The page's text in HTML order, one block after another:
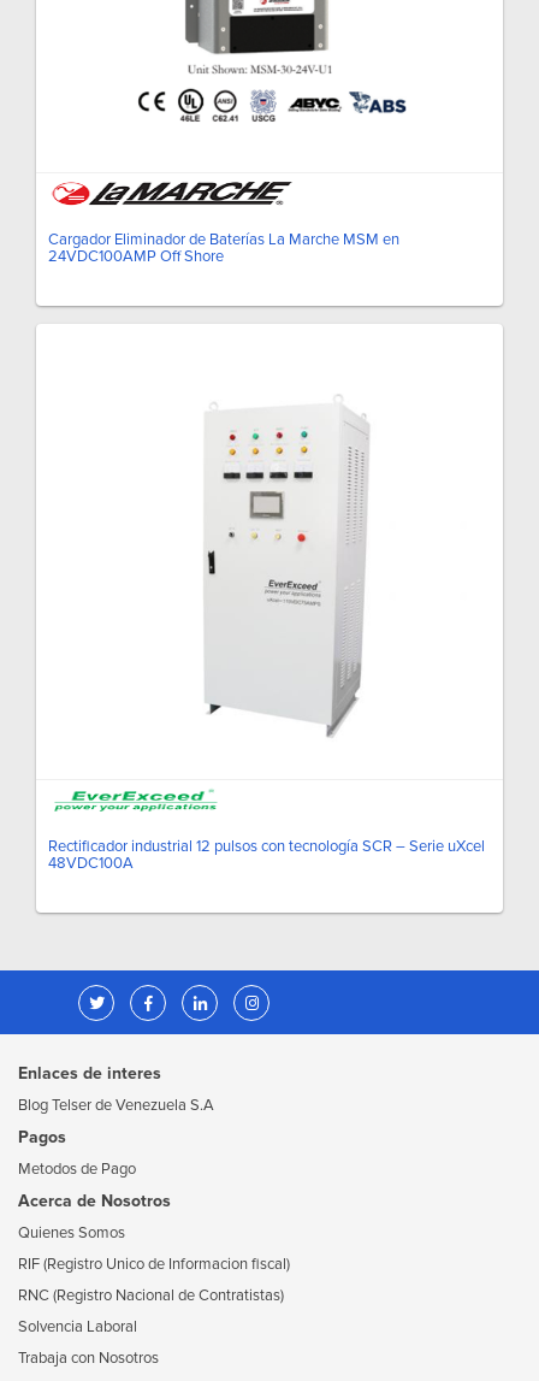
Cargador Eliminador de Baterías La Marche MSM en
24VDC100AMP Off Shore
Rectificador industrial 12 pulsos con tecnología SCR – Serie uXcel
48VDC100A
Enlaces de interes
Blog Telser de Venezuela S.A
Pagos
Metodos de Pago
Acerca de Nosotros
Quienes Somos
RIF (Registro Unico de Informacion fiscal)
RNC (Registro Nacional de Contratistas)
Solvencia Laboral
Trabaja con Nosotros